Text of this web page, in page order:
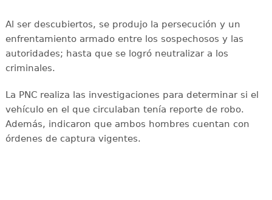
Al ser descubiertos, se produjo la persecución y un
enfrentamiento armado entre los sospechosos y las
autoridades; hasta que se logró neutralizar a los
criminales.
La PNC realiza las investigaciones para determinar si el
vehículo en el que circulaban tenía reporte de robo.
Además, indicaron que ambos hombres cuentan con
órdenes de captura vigentes.